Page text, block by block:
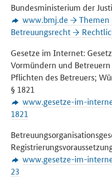
Bundesministerium der
www.bmj.de → Themen
Betreuungsrecht →
Gesetze im Internet:
Vormündern und Betreuern
Pflichten des Betreuers;
§ 1821
www.gesetze-im-
1821
www.gesetze-im-
23